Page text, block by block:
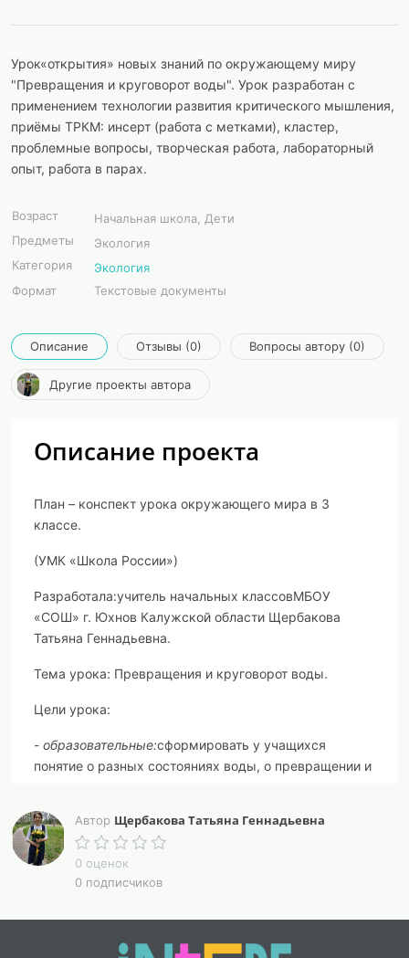
Урок«открытия» новых знаний по окружающему миру
"Превращения и круговорот воды". Урок разработан с
применением технологии развития критического мышления,
приёмы ТРКМ: инсерт (работа с метками), кластер,
проблемные вопросы, творческая работа, лабораторный
опыт, работа в парах.
Возраст
Начальная школа, Дети
Предметы
Экология
Категория
Экология
Формат
Текстовые документы
Описание Отзывы (0) Вопросы автору (0)
Другие проекты автора
Описание проекта
План – конспект урока окружающего мира в 3
классе.
(УМК «Школа России»)
Разработала:учитель начальных классовМБОУ
«СОШ» г. Юхнов Калужской области Щербакова
Татьяна Геннадьевна.
Тема урока: Превращения и круговорот воды.
Цели урока:
- образовательные:сформировать у учащихся
понятие о разных состояниях воды, о превращении и
-развивающие:развивать способности наблюдать,
мыслить, способствовать формированию умения
выделять главное из информации учителя, развитию
познавательного интереса, самостоятельности
воспитательные:воспитание любви к природе,
Автор Щербакова Татьяна Геннадьевна
0 оценок
0 подписчиков